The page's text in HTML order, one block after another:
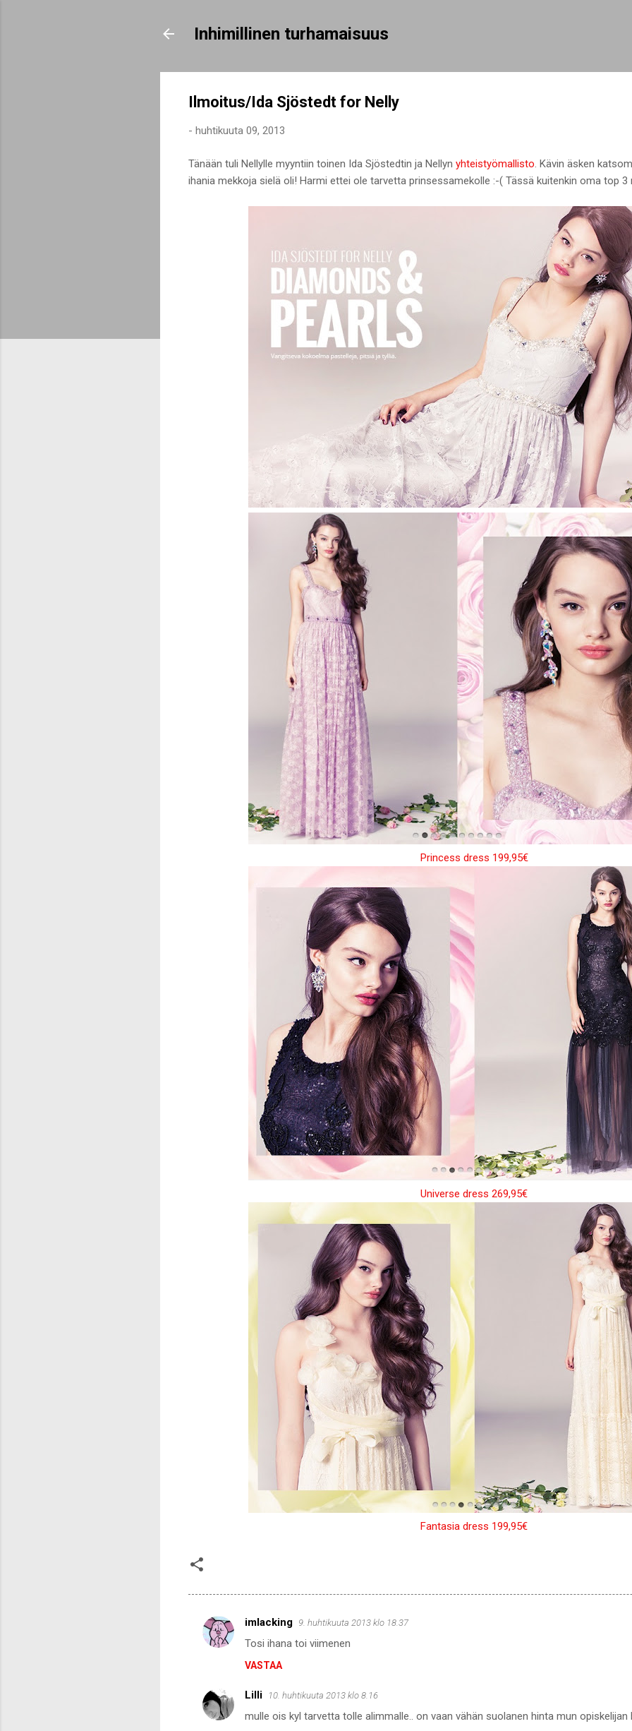
Inhimillinen turhamaisuus
Ilmoitus/Ida Sjöstedt for Nelly
- huhtikuuta 09, 2013
Tänään tuli Nellylle myyntiin toinen Ida Sjöstedtin ja Nellyn yhteistyömallisto . Kävin äsken
ihania mekkoja sielä oli! Harmi ettei ole tarvetta prinsessamekolle :-( Tässä kuitenkin oma top
Princess dress 199,95€
Universe dress 269,95€
Fantasia dress 199,95€
K
m
e
imlacking 9. huhtikuuta 2013 klo 18.37
Tosi ihana toi viimenen
VASTAA
Lilli 10. huhtikuuta 2013 klo 8.16
mulle ois kyl tarvetta tolle alimmalle.. on vaan vähän suolanen hinta mun opiskelijan